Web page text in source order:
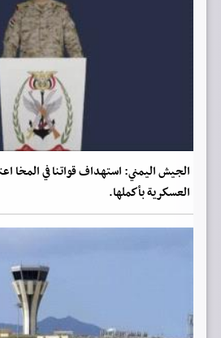
الجيش اليمني: استهداف قواتنا في المخا
العسكرية بأكملها.